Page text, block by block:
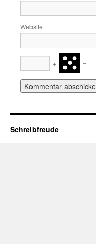
Website
+ =
Schreibfreude